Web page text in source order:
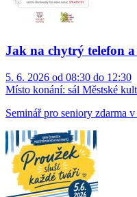
Jak na chytrý telefon
5. 6. 2026 od 08:30 do 12:30
Místo konání: sál Městské
Seminář pro seniory zdarma